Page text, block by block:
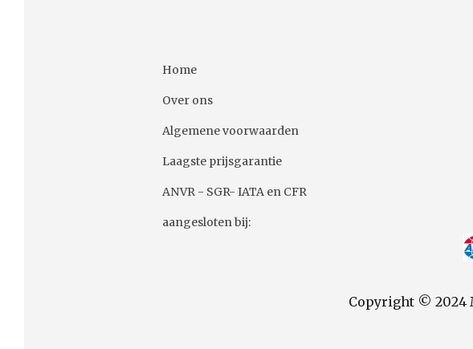
Home
Over ons
Algemene voorwaarden
Laagste prijsgarantie
ANVR - SGR- IATA en CFR
aangesloten bij:
Copyright © 2024